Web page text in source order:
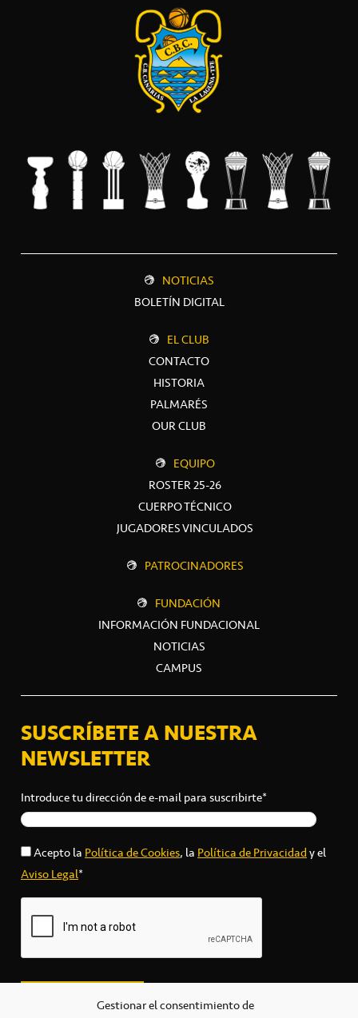
Gestionar el consentimiento de
NOTICIAS
BOLETÍN DIGITAL
EL CLUB
CONTACTO
HISTORIA
PALMARÉS
OUR CLUB
EQUIPO
ROSTER 25-26
CUERPO TÉCNICO
JUGADORES VINCULADOS
PATROCINADORES
FUNDACIÓN
INFORMACIÓN FUNDACIONAL
NOTICIAS
CAMPUS
SUSCRÍBETE A NUESTRA
NEWSLETTER
Introduce tu dirección de e-mail para suscribirte*
Acepto laPolítica de Cookies, laPolítica de Privacidady el
Aviso Legal*